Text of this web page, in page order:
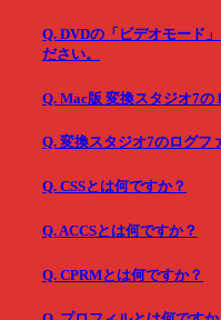
Q. DVDの「ビデオモード
ださい。
Q. Mac版 変換スタジオ7
Q. 変換スタジオ7のログフ
Q. CSSとは何ですか？
Q. ACCSとは何ですか？
Q. CPRMとは何ですか？